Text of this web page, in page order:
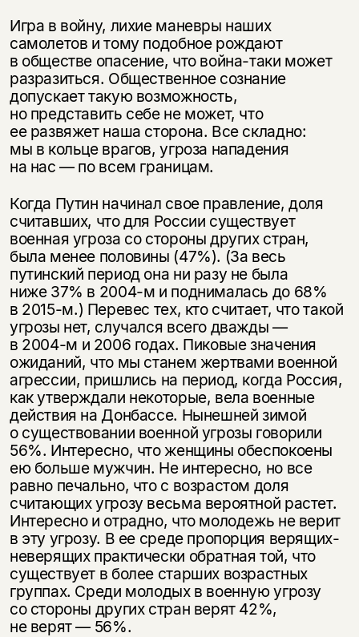
Игра в войну, лихие маневры наших
самолетов и тому подобное рождают
в обществе опасение, что война-таки может
разразиться. Общественное сознание
допускает такую возможность,
но представить себе не может, что
ее развяжет наша сторона. Все складно:
мы в кольце врагов, угроза нападения
на нас — по всем границам.
Когда Путин начинал свое правление, доля
считавших, что для России существует
военная угроза со стороны других стран,
была менее половины (47%). (За весь
путинский период она ни разу не была
ниже 37% в 2004-м и поднималась до 68%
в 2015-м.) Перевес тех, кто считает, что такой
угрозы нет, случался всего дважды —
в 2004-м и 2006 годах. Пиковые значения
ожиданий, что мы станем жертвами военной
агрессии, пришлись на период, когда Россия,
как утверждали некоторые, вела военные
действия на Донбассе. Нынешней зимой
о существовании военной угрозы говорили
56%. Интересно, что женщины обеспокоены
ею больше мужчин. Не интересно, но все
равно печально, что с возрастом доля
считающих угрозу весьма вероятной растет.
Интересно и отрадно, что молодежь не верит
в эту угрозу. В ее среде пропорция верящих-
неверящих практически обратная той, что
существует в более старших возрастных
группах. Среди молодых в военную угрозу
со стороны других стран верят 42%,
не верят — 56%.